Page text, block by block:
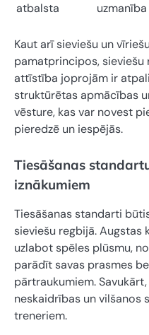
atbalsta
uzmanība
Kaut arī sieviešu un
pamatprincipos,
attīstība joprojām ir
struktūrētas apmācības
vēsture, kas var novest
pieredzē un iespējās.
Tiesāšanas
iznākumiem
Tiesāšanas standarti
sieviešu regbijā. Augstas
uzlabot spēles plūsmu,
parādīt savas prasmes
pārtraukumiem.
neskaidrības un vilšanos
treneriem.